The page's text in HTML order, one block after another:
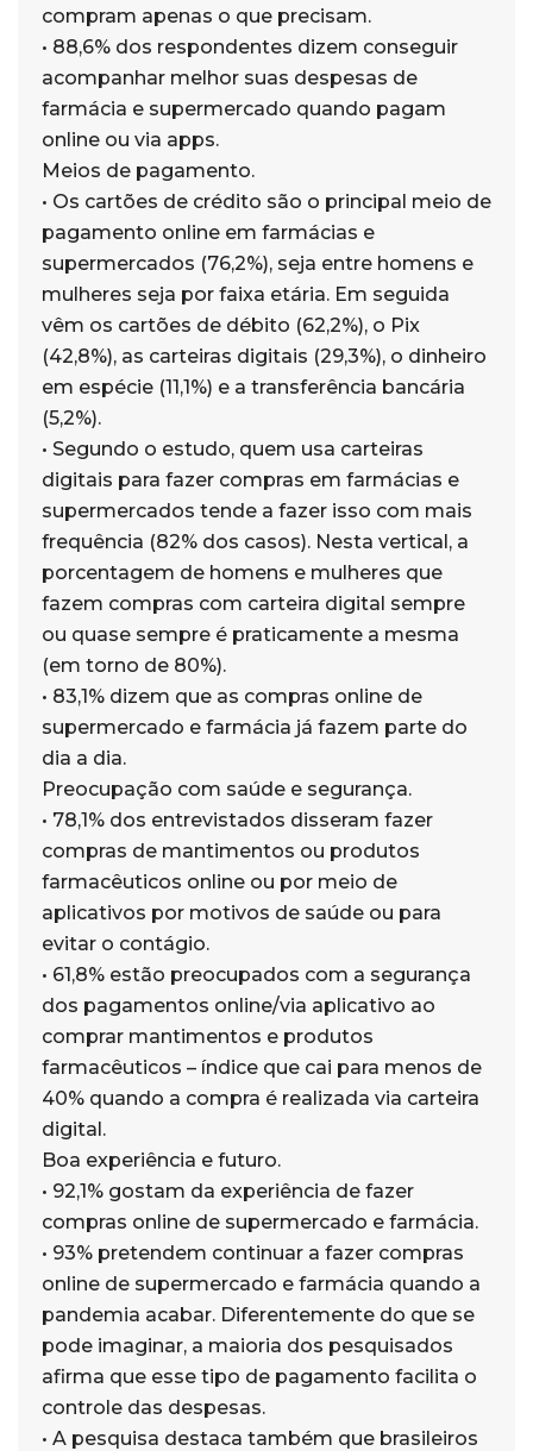
compram apenas o que precisam.
• 88,6% dos respondentes dizem conseguir
acompanhar melhor suas despesas de
farmácia e supermercado quando pagam
online ou via apps.
Meios de pagamento.
• Os cartões de crédito são o principal meio de
pagamento online em farmácias e
supermercados (76,2%), seja entre homens e
mulheres seja por faixa etária. Em seguida
vêm os cartões de débito (62,2%), o Pix
(42,8%), as carteiras digitais (29,3%), o dinheiro
em espécie (11,1%) e a transferência bancária
(5,2%).
• Segundo o estudo, quem usa carteiras
digitais para fazer compras em farmácias e
supermercados tende a fazer isso com mais
frequência (82% dos casos). Nesta vertical, a
porcentagem de homens e mulheres que
fazem compras com carteira digital sempre
ou quase sempre é praticamente a mesma
(em torno de 80%).
• 83,1% dizem que as compras online de
supermercado e farmácia já fazem parte do
dia a dia.
Preocupação com saúde e segurança.
• 78,1% dos entrevistados disseram fazer
compras de mantimentos ou produtos
farmacêuticos online ou por meio de
aplicativos por motivos de saúde ou para
evitar o contágio.
• 61,8% estão preocupados com a segurança
dos pagamentos online/via aplicativo ao
comprar mantimentos e produtos
farmacêuticos – índice que cai para menos de
40% quando a compra é realizada via carteira
digital.
Boa experiência e futuro.
• 92,1% gostam da experiência de fazer
compras online de supermercado e farmácia.
• 93% pretendem continuar a fazer compras
online de supermercado e farmácia quando a
pandemia acabar. Diferentemente do que se
pode imaginar, a maioria dos pesquisados
afirma que esse tipo de pagamento facilita o
controle das despesas.
• A pesquisa destaca também que brasileiros